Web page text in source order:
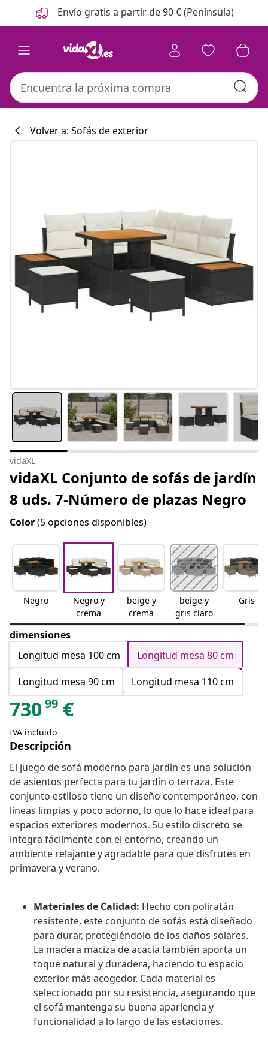
Anterior
Siguiente Envío gratis a partir de 90 € (Península)
#sharemevidaxl
Volver a: Sofás de exterior
vidaXL
vidaXL Conjunto de sofás de jardín
8 uds. 7-Número de plazas Negro
Color(5 opciones disponibles)
Negro
Negro y
crema
beige y
crema
beige y
gris claro
Gris
dimensiones
Longitud mesa 100 cm
Longitud mesa 80 cm
Longitud mesa 90 cm
Longitud mesa 110 cm
73099 €
IVA incluido
Descripción
El juego de sofá moderno para jardín es una solución
de asientos perfecta para tu jardín o terraza. Este
conjunto estiloso tiene un diseño contemporáneo, con
líneas limpias y poco adorno, lo que lo hace ideal para
espacios exteriores modernos. Su estilo discreto se
integra fácilmente con el entorno, creando un
ambiente relajante y agradable para que disfrutes en
primavera y verano.
Materiales de Calidad: Hecho con poliratán
resistente, este conjunto de sofás está diseñado
para durar, protegiéndolo de los daños solares.
La madera maciza de acacia también aporta un
toque natural y duradera, haciendo tu espacio
exterior más acogedor. Cada material es
seleccionado por su resistencia, asegurando que
el sofá mantenga su buena apariencia y
funcionalidad a lo largo de las estaciones.